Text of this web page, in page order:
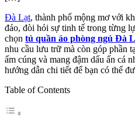
Đà Lạt, thành phố mộng mơ với
đáo, đòi hỏi sự tinh tế trong từng
chọn tủ quần áo phòng ngủ Đà
nhu cầu lưu trữ mà còn góp phần
ấm cúng và mang đậm dấu ấn cá
hướng dẫn chi tiết để bạn có thể
Table of Contents